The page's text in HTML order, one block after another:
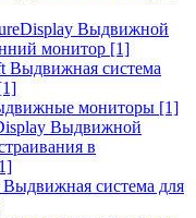
Выдвижной
монитор [1]
Выдвижная система
мониторы [1]
Выдвижной
в
система для